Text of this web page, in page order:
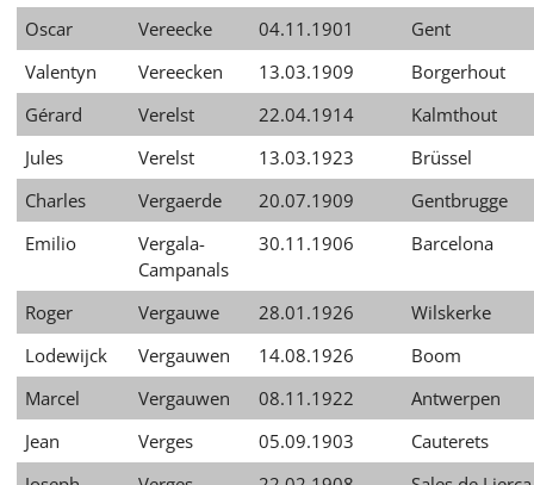
Oscar
Vereecke 04.11.1901
Gent
Valentyn
Vereecken 13.03.1909
Borgerhout
Gérard
Verelst 22.04.1914
Kalmthout
Jules
Verelst 13.03.1923
Brüssel
Charles
Vergaerde 20.07.1909
Gentbrugge
Emilio
Vergala-
Campanals
30.11.1906 Barcelona
Roger Vergauwe 28.01.1926
Wilskerke
Lodewijck
Vergauwen 14.08.1926
Boom
Marcel
Vergauwen 08.11.1922
Antwerpen
Jean
Verges 05.09.1903
Cauterets